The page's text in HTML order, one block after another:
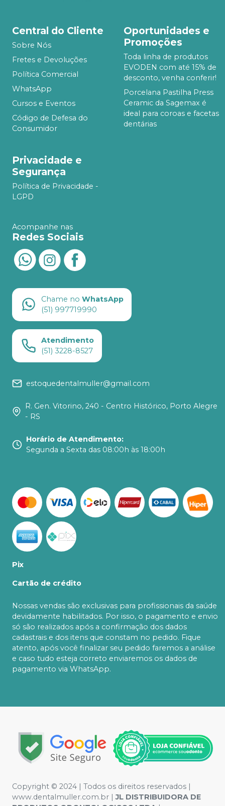
Central do Cliente
Sobre Nós
Fretes e Devoluções
Política Comercial
WhatsApp
Cursos e Eventos
Código de Defesa do
Consumidor
Oportunidades e
Promoções
Toda linha de produtos
EVODEN com até 15% de
desconto, venha conferir!
Porcelana Pastilha Press
Ceramic da Sagemax é
ideal para coroas e facetas
dentárias
Privacidade e
Segurança
Política de Privacidade -
LGPD
Acompanhe nas
Redes Sociais
Chame no WhatsApp
(51) 997719990
Atendimento
(51) 3228-8527
estoquedentalmuller@gmail.com
R. Gen. Vitorino, 240 - Centro Histórico, Porto Alegre
- RS
Horário de Atendimento:
Segunda a Sexta das 08:00h às 18:00h
Pix
Cartão de crédito
Nossas vendas são exclusivas para profissionais da saúde
devidamente habilitados. Por isso, o pagamento e envio
só são realizados após a confirmação dos dados
cadastrais e dos itens que constam no pedido. Fique
atento, após você finalizar seu pedido faremos a análise
e caso tudo esteja correto enviaremos os dados de
pagamento via WhatsApp.
Copyright © 2024 | Todos os direitos reservados |
www.dentalmuller.com.br |JL DISTRIBUIDORA DE